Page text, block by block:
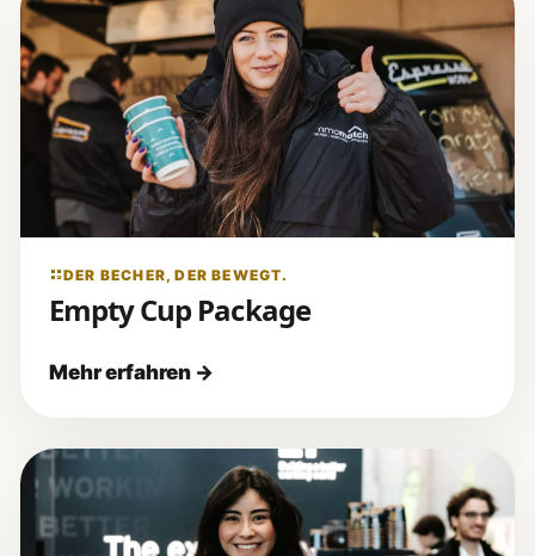
DER BECHER, DER BEWEGT.
Empty Cup Package